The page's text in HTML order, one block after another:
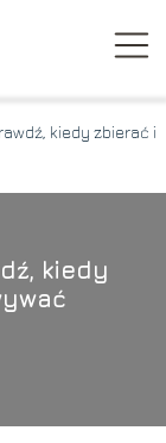
kiedy zbierać i
kiedy